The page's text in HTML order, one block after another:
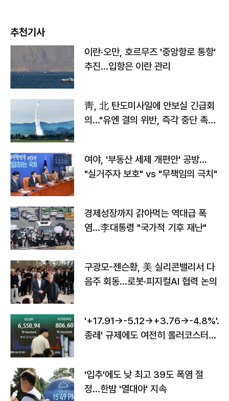
추천기사
이란·오만, 호르무즈 '중앙항로 통항'
추진…입항은 이란 관리
靑, 北 탄도미사일에 안보실 긴급회
의…"유엔 결의 위반, 즉각 중단 촉
여야, '부동산 세제 개편안' 공방…
"실거주자 보호" vs "무책임의 극치"
경제성장까지 갉아먹는 역대급 폭
염…李대통령 "국가적 기후 재난"
구광모-젠슨황, 美 실리콘밸리서 다
음주 회동…로봇·피지컬AI 협력 논의
'+17.91→-5.12→+3.76→-4.8%'…'
종레' 규제에도 여전히 롤러코스터
'입추'에도 낮 최고 39도 폭염 절
정…한밤 '열대야' 지속